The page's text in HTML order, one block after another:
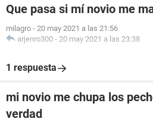
Que pasa si mí novio me
milagro - 20 may 2021 a las 21:56
arjenro300 - 20 may 2021 a las 23:38
1 respuesta
mi novio me chupa los
verdad